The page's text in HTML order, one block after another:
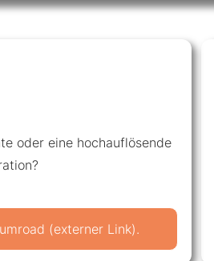
oder eine hochauflösende
(externer Link).